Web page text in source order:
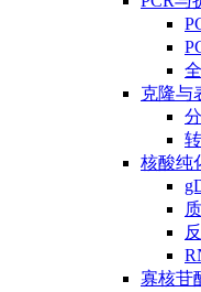
克隆与
核酸纯
寡核苷